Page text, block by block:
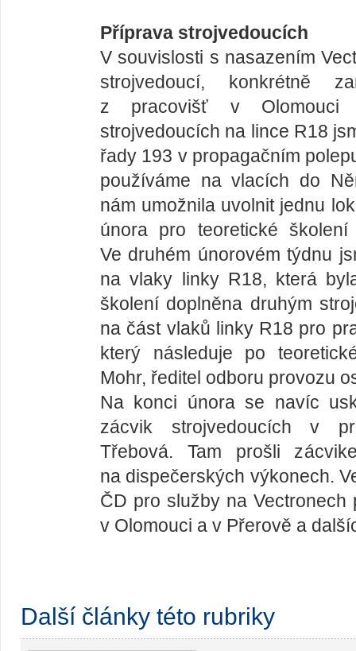
Příprava strojvedoucích
V souvislosti s nasazením
strojvedoucí, konkrétně
z pracovišť v Olomouci
strojvedoucích na lince R18
řady 193 v propagačním
používáme na vlacích do
nám umožnila uvolnit jednu
února pro teoretické
Ve druhém únorovém týdnu
na vlaky linky R18, která
školení doplněna druhým
na část vlaků linky R18 pro
který následuje po
Mohr, ředitel odboru provozu
Na konci února se navíc
zácvik strojvedoucích v
Třebová. Tam prošli
na dispečerských výkonech.
ČD pro služby na
v Olomouci a v Přerově a
Další články této rubriky